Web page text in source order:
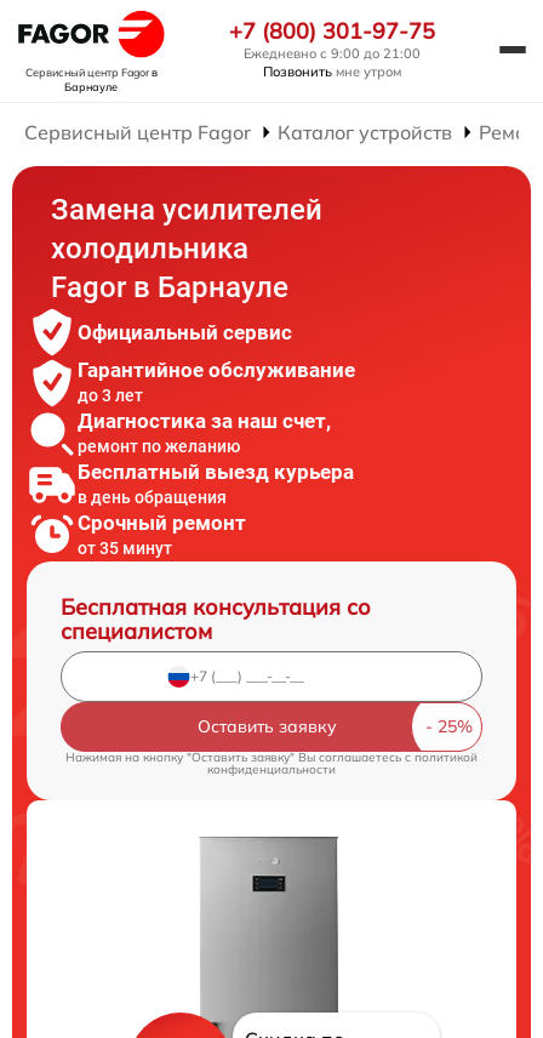
Сервисный центр Fagorв
Барнауле
+7 (800) 301-97-75
Ежедневно с 9:00 до 21:00
Позвонить мне утром
Сервисный центр Fagor Каталог устройств
Замена усилителей
холодильника
Fagor в Барнауле
Официальный сервис
Гарантийное обслуживание
до 3 лет
Диагностика за наш счет,
ремонт по желанию
Бесплатный выезд курьера
в день обращения
Срочный ремонт
от 35 минут
Бесплатная консультация со
специалистом
Оставить заявку
Нажимая на кнопку "Оставить заявку" Вы соглашаетесь cполитикой
конфиденциальности